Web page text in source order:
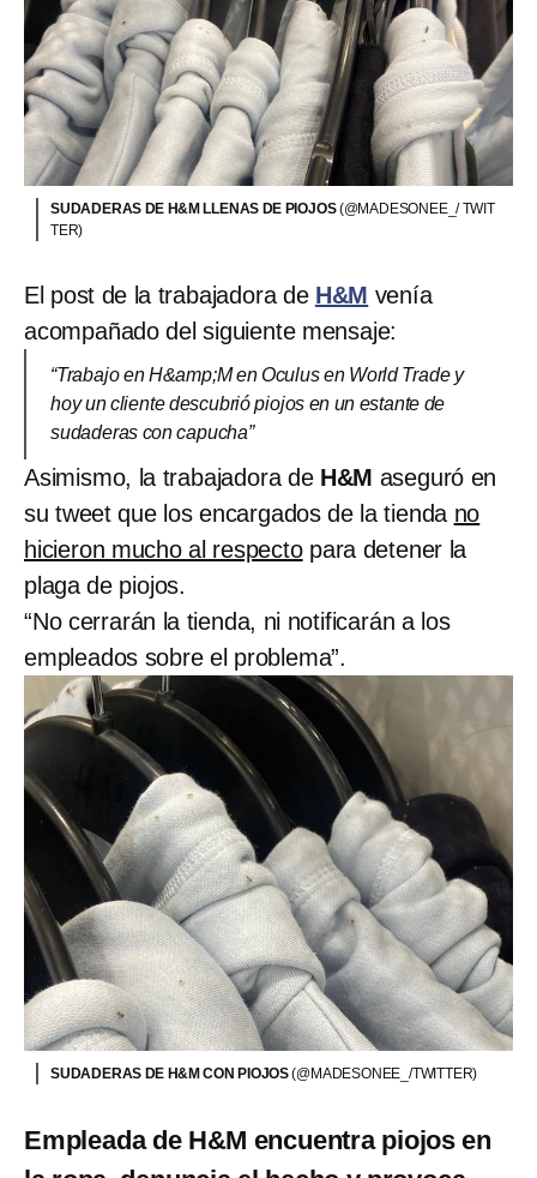
SUDADERAS DE H&M LLENAS DE PIOJOS(@MADESONEE_/ TWIT
TER)
El post de la trabajadora de H&M venía
acompañado del siguiente mensaje:
“Trabajo en H&amp;M en Oculus en World Trade y
hoy un cliente descubrió piojos en un estante de
sudaderas con capucha”
Asimismo, la trabajadora de H&M aseguró en
su tweet que los encargados de la tienda no
hicieron mucho al respectopara detener la
plaga de piojos.
“No cerrarán la tienda, ni notificarán a los
empleados sobre el problema”.
SUDADERAS DE H&M CON PIOJOS(@MADESONEE_/TWITTER)
Empleada de H&M encuentra piojos en